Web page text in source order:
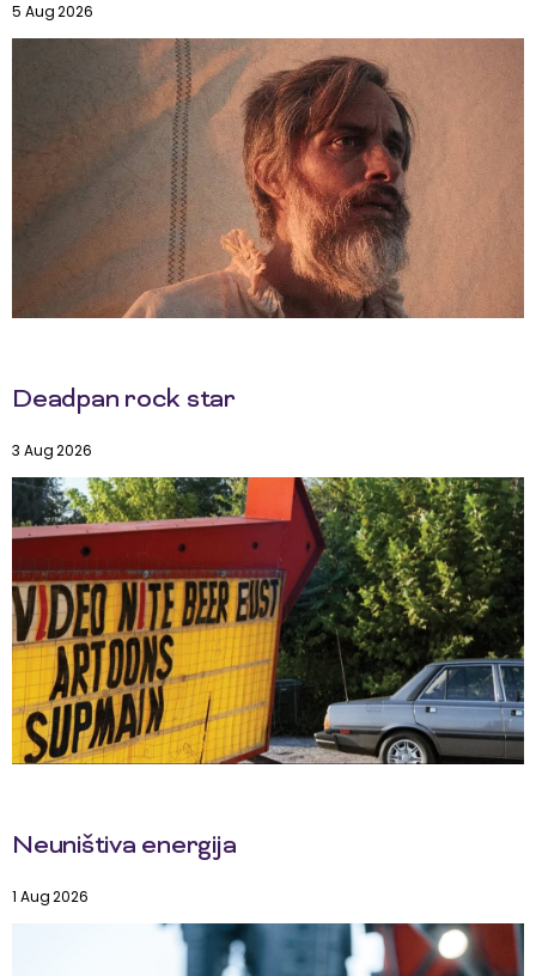
5 Aug 2026
Deadpan rock star
3 Aug 2026
Neuništiva energija
1 Aug 2026